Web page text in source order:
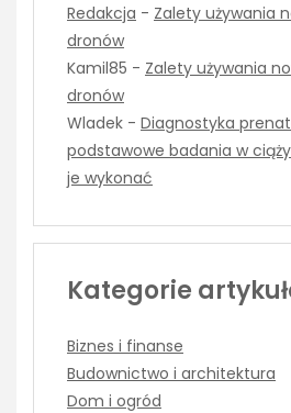
Redakcja - Zalety używania
dronów
Kamil85 - Zalety używania
dronów
Wladek - Diagnostyka
podstawowe badania w
je wykonać
Kategorie
Biznes i finanse
Budownictwo i architektura
Dom i ogród